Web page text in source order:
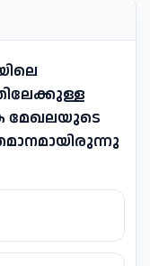
മേഖലയുടെ